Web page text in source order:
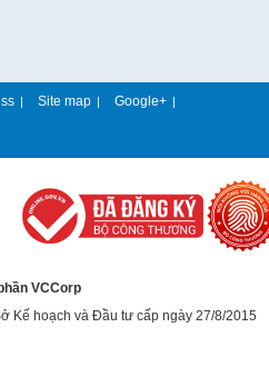
| Site map | Google+ |
VCCorp
Kế hoạch và Đầu tư cấp ngày 27/8/2015